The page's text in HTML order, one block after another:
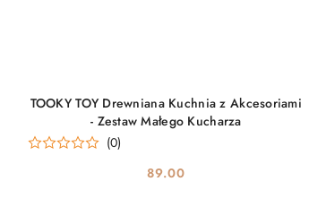
TOOKY TOY Drewniana Kuchnia z Akcesoriami
- Zestaw Małego Kucharza
(0)
Cena:
89.00
DO KOSZYKA